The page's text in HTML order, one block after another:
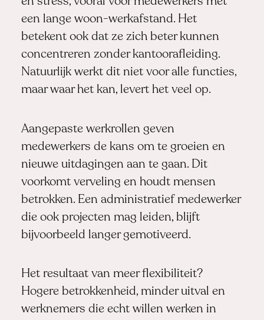
een lange woon-werkafstand. Het
betekent ook dat ze zich beter kunnen
concentreren zonder kantoorafleiding.
Natuurlijk werkt dit niet voor alle functies,
maar waar het kan, levert het veel op.
Aangepaste werkrollen geven
medewerkers de kans om te groeien en
nieuwe uitdagingen aan te gaan. Dit
voorkomt verveling en houdt mensen
betrokken. Een administratief medewerker
die ook projecten mag leiden, blijft
bijvoorbeeld langer gemotiveerd.
Het resultaat van meer flexibiliteit?
Hogere betrokkenheid, minder uitval en
werknemers die echt willen werken in